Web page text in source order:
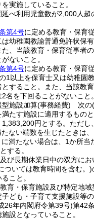
実施していること。
延べ利用児童数が2,000人超
第4号に定める教育・保育
は幼稚園教諭普通免許状保
た、当該教育・保育従事者
ないこと。
第4号に定める教育・保育
1以上を保育士又は幼稚園
すること。
また、当該教
名を下回ることがないこと。
型施設加算(事務経費) 次の
満たす施設に適用するもの
円とする。 ただし、
ない端数を生じたときは
満たない場合は、1か所当
する。
び長期休業日中の双方にお
ついては教育時間を含む。)
こと。
育・保育施設及び特定地域
子ども・子育て支援施設等
26年内閣府令第39号)第42
設となっていること。